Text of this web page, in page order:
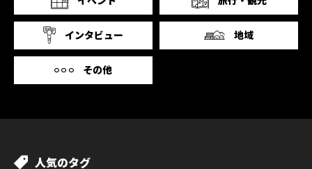
インタビュー 地域
その他
人気のタグ